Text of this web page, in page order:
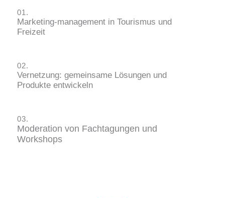
01.
Marketing-management in Tourismus und
Freizeit
02.
Vernetzung: gemeinsame Lösungen und
Produkte entwickeln
03.
Moderation von Fachtagungen und
Workshops